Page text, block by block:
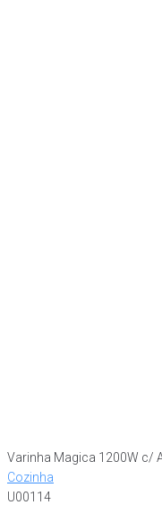
Varinha Magica 1200W c/
Cozinha
U00114